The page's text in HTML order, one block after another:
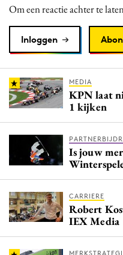
Om een reactie achter te
Inloggen
MEDIA
KPN laat
1 kijken
Is jouw
CARRIERE
Robert
IEX Media